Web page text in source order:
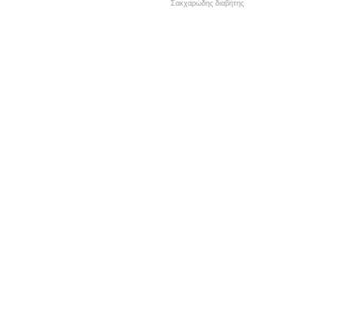
Σακχαρώδης διαβήτης